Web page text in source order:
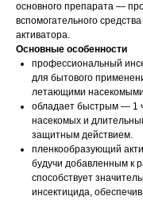
основного препарата —
вспомогательного
активатора.
Основные особенности
профессиональный
для бытового
летающими
обладает быстрым — 1
насекомых и
защитным действием.
пленкообразующий
будучи добавленным к
способствует
инсектицида,